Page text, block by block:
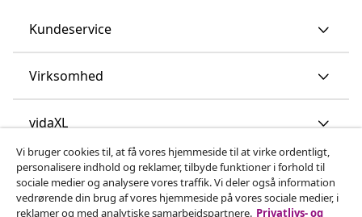
Kundeservice
Virksomhed
vidaXL
Opdag mere
Vi bruger cookies til, at få vores hjemmeside til at virke ordentligt,
personalisere indhold og reklamer, tilbyde funktioner i forhold til
sociale medier og analysere vores traffik. Vi deler også information
vedrørende din brug af vores hjemmeside på vores sociale medier, i
reklamer og med analytiske samarbejdspartnere. Privatlivs- og